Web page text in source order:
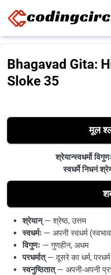
Bhagavad Gita:
Sloke 35
मूल
श्रेयान्स्वधर्मो
स्वधर्मे निधनं
श्रेयान्— श्रेष्ठ, उत्तम
स्वधर्मः — अपनी स्वधर्म
विगुणः — गुणहीन, अधम
परधर्मात्— दूसरे का धर्म, परधर्म
स्वनुष्ठितात्— अपनी-अपनी